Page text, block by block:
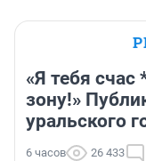
«Я тебя
зону!»
уральского
6 часов 26 433